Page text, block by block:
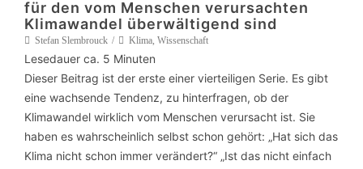
für den vom Menschen verursachten
Klimawandel überwältigend sind
Stefan Slembrouck Klima, Wissenschaft
Lesedauer ca. 5 Minuten
Dieser Beitrag ist der erste einer vierteiligen Serie. Es gibt
eine wachsende Tendenz, zu hinterfragen, ob der
Klimawandel wirklich vom Menschen verursacht ist. Sie
haben es wahrscheinlich selbst schon gehört: „Hat sich das
Klima nicht schon immer verändert?“ „Ist das nicht einfach